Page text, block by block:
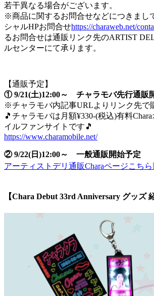
若干異なる場合がございます。
※商品に関するお問合せなどにつきまし
シャルHPお問合せhttps://charaweb.net/
るお問合せは通販リンク先のARTIST
ルセンターにて承ります。
【通販予定】
① 9/21(土)12:00～ チャラモバ先行通販
※チャラモバ内記事URLよりリンク先で
🎵チャラモバは月額¥330-(税込)有料
イルファンサイトです🎵
https://www.charamobile.net/
② 9/22(日)12:00～ 一般通販開始予定
アーティストデリ通販Charaページこちら
【Chara Debut 33rd Anniversary グッズ